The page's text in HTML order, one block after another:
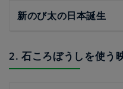
新のび太の日本誕生
2. 石ころぼうしを使う